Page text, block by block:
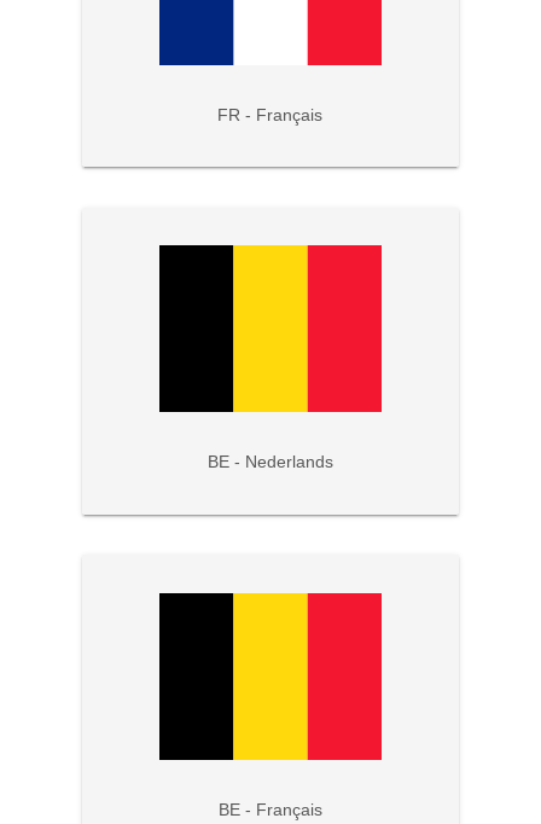
FR - Français
BE - Nederlands
BE - Français